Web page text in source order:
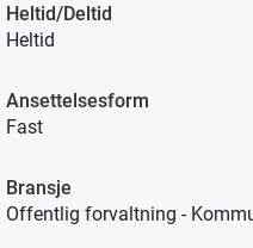
Heltid/Deltid
Heltid
Ansettelsesform
Fast
Bransje
Offentlig forvaltning -